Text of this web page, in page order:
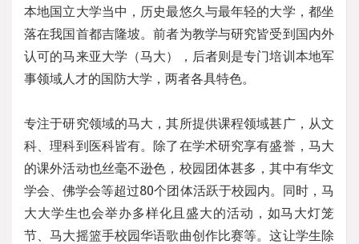
本地国立大学当中，历史最悠久与最年轻的大学，都坐
落在我国首都吉隆坡。前者为教学与研究皆受到国内外
认可的马来亚大学（马大），后者则是专门培训本地军
事领域人才的国防大学，两者各具特色。
专注于研究领域的马大，其所提供课程领域甚广，从文
科、理科到医科皆有。除了在学术研究享有盛誉，马大
的课外活动也丝毫不逊色，校园团体甚多，其中有华文
学会、佛学会等超过80个团体活跃于校园内。同时，马
大大学生也会举办多样化且盛大的活动，如马大灯笼
节、马大摇篮手校园华语歌曲创作比赛等。这让学生除